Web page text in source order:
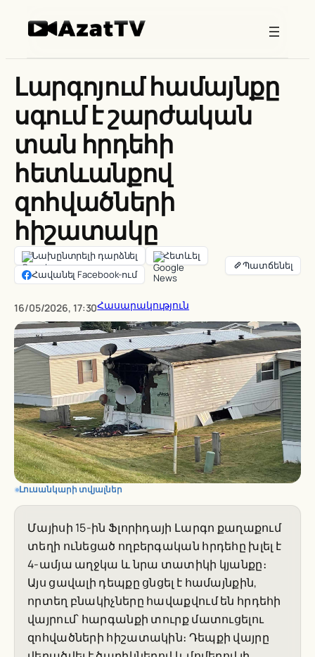
Լարգոյում համայնքը
սգում է շարժական
տան հրդեհի
հետևանքով
զոհվածների
հիշատակը
Նախընտրելի դարձնել
Հետևել
Հավանել Facebook-ում
16/05/2026, 17:30Հասարակություն
Լուսանկարի տվյալներ
Մայիսի 15-ին Ֆլորիդայի Լարգո քաղաքում
տեղի ունեցած ողբերգական հրդեհը խլել է
4-ամյա աղջկա և նրա տատիկի կյանքը։
Այս ցավալի դեպքը ցնցել է համայնքին,
որտեղ բնակիչները հավաքվում են հրդեհի
վայրում՝ հարգանքի տուրք մատուցելու
զոհվածների հիշատակին։ Դեպքի վայրը